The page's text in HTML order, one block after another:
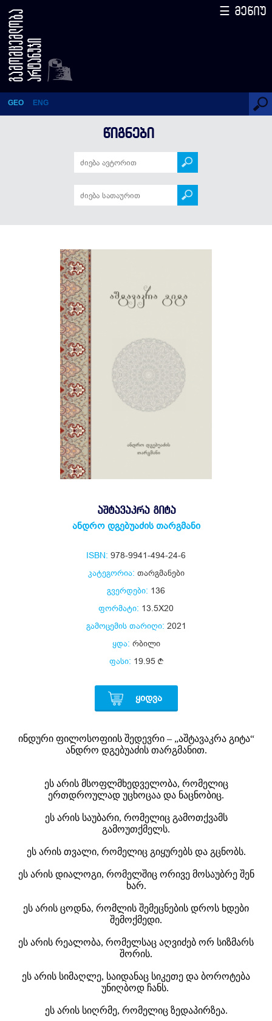
აშტავაკრა გიტა
GEO ENG
☰ მენიუ
ᲬᲘᲒᲜᲔᲑᲘ
ᲐᲨᲢᲐᲕᲐᲙᲠᲐ ᲒᲘᲢᲐ
ანდრო დგებუაძის თარგმანი
ISBN: 978-9941-494-24-6
კატეგორია: თარგმანები
გვერდები: 136
ფორმატი: 13.5X20
გამოცემის თარიღი: 2021
ყდა: რბილი
ფასი: 19.95
ᲧᲘᲓᲕᲐ
ინდური ფილოსოფიის შედევრი – „აშტავაკრა გიტა“
ანდრო დგებუაძის თარგმანით.
ეს არის მსოფლმხედველობა, რომელიც
ერთდროულად უცხოცაა და ნაცნობიც.
ეს არის საუბარი, რომელიც გამოთქვამს
გამოუთქმელს.
ეს არის თვალი, რომელიც გიყურებს და გცნობს.
ეს არის დიალოგი, რომელშიც ორივე მოსაუბრე შენ
ხარ.
ეს არის ცოდნა, რომლის შემეცნების დროს ხდები
შემოქმედი.
ეს არის რეალობა, რომელსაც აღვიძებ ორ სიზმარს
შორის.
ეს არის სიმაღლე, საიდანაც სიკეთე და ბოროტება
უნიღბოდ ჩანს.
ეს არის სიღრმე, რომელიც ზედაპირზეა.